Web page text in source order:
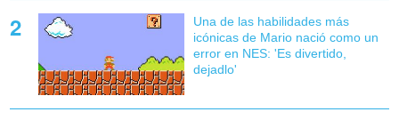
Una de las habilidades más
icónicas de Mario nació como un
error en NES: 'Es divertido,
dejadlo'